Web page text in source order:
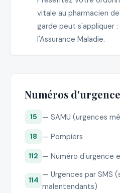
vitale au pharmacien
garde peut s'appliquer
l'Assurance Maladie.
Numéros d'urgence
15 — SAMU (urgences
18 — Pompiers
112 — Numéro d'urgence
114
— Urgences par SMS
malentendants)